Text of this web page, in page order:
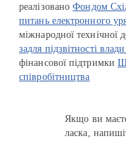
реалізованоФондом
питань електронного
міжнародної технічної
задля підзвітності
фінансової підтримки
співробітництва
Якщо ви
ласка,